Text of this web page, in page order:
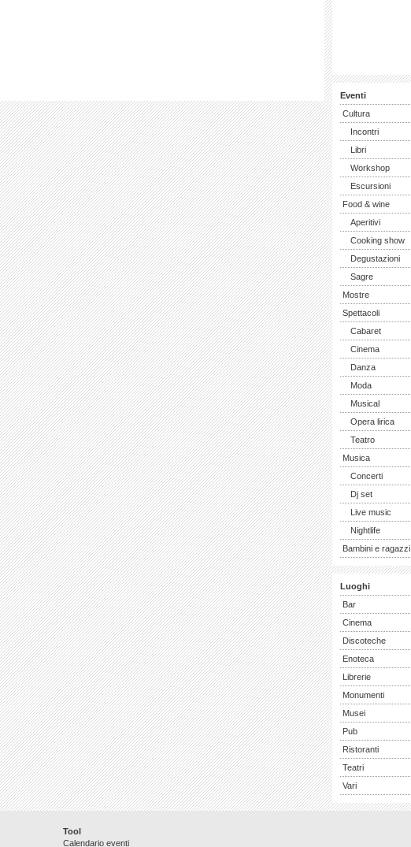
Eventi
Cultura
Incontri
Libri
Workshop
Escursioni
Food & wine
Aperitivi
Cooking show
Degustazioni
Sagre
Mostre
Spettacoli
Cabaret
Cinema
Danza
Moda
Musical
Opera lirica
Teatro
Musica
Concerti
Dj set
Live music
Nightlife
Bambini e ragazzi
Luoghi
Bar
Cinema
Discoteche
Enoteca
Librerie
Monumenti
Musei
Pub
Ristoranti
Teatri
Vari
Tool
Calendario eventi